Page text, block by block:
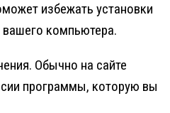
избежать установки
компьютера.
Обычно на сайте
программы, которую вы